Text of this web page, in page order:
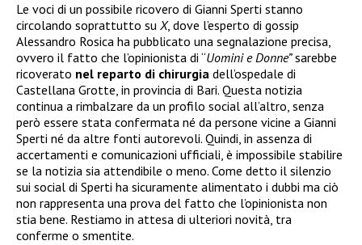
Le voci di un possibile ricovero di Gianni Sperti stanno
circolando soprattutto su X, dove l’esperto di gossip
Alessandro Rosica ha pubblicato una segnalazione precisa,
ovvero il fatto che l’opinionista di “Uomini e Donne”sarebbe
ricoverato nel reparto di chirurgia dell’ospedale di
Castellana Grotte, in provincia di Bari. Questa notizia
continua a rimbalzare da un profilo social all’altro, senza
però essere stata confermata né da persone vicine a Gianni
Sperti né da altre fonti autorevoli. Quindi, in assenza di
accertamenti e comunicazioni ufficiali, è impossibile stabilire
se la notizia sia attendibile o meno. Come detto il silenzio
sui social di Sperti ha sicuramente alimentato i dubbi ma ciò
non rappresenta una prova del fatto che l’opinionista non
stia bene. Restiamo in attesa di ulteriori novità, tra
conferme o smentite.